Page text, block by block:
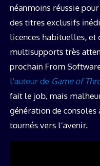
néanmoins réussie
des titres exclusifs
licences habituelles, et
multisupports très
prochain From
l'auteur de Game of
fait le job, mais
génération de consoles
tournés vers l’avenir.